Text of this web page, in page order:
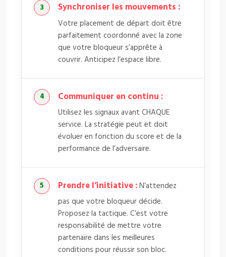
Synchroniser les mouvements :
Votre placement de départ doit être
parfaitement coordonné avec la zone
que votre bloqueur s’apprête à
couvrir. Anticipez l’espace libre.
Communiquer en continu :
Utilisez les signaux avant CHAQUE
service. La stratégie peut et doit
évoluer en fonction du score et de la
performance de l’adversaire.
Prendre l’initiative :N’attendez
pas que votre bloqueur décide.
Proposez la tactique. C’est votre
responsabilité de mettre votre
partenaire dans les meilleures
conditions pour réussir son bloc.